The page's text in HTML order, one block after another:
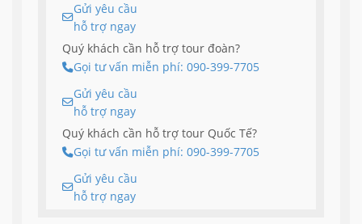
Gửi yêu cầu
hỗ trợ ngay
Quý khách cần hỗ trợ tour đoàn?
Gọi tư vấn miễn phí: 090-399-7705
Gửi yêu cầu
hỗ trợ ngay
Quý khách cần hỗ trợ tour Quốc Tế?
Gọi tư vấn miễn phí: 090-399-7705
Gửi yêu cầu
hỗ trợ ngay